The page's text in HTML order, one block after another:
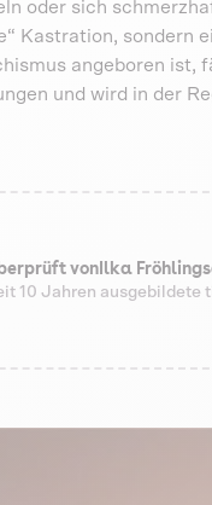
oder sich
Kastration, sondern
angeboren ist,
und wird in der
von Ilka
10 Jahren ausgebildete